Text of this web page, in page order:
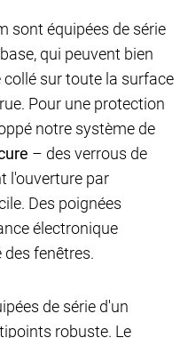
sont équipées de série
qui peuvent bien
sur toute la surface
Pour une protection
notre système de
– des verrous de
l'ouverture par
Des poignées
électronique
fenêtres.
de série d'un
robuste. Le